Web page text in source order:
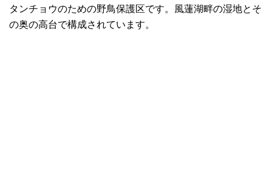
タンチョウのための野鳥保護区です。風蓮湖畔の湿地とそ
の奥の高台で構成されています。